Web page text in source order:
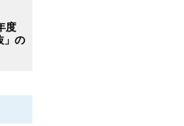
度
」の